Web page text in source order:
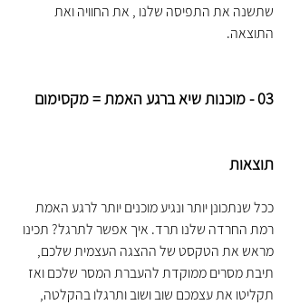
שתשנה את התפיסה שלנו , את החוויה ואת
התוצאה.
03 - מוכנות שיא ברגע האמת = מקסימום
תוצאות
ככל שנתכונן יותר ונגיע מוכנים יותר לרגע האמת
רמת החרדה שלנו תרד. איך אפשר לתרגל? תכינו
מראש את הטקסט של ההצגה העצמית שלכם,
תיבת מסרים ממוקדת להעברת המסר שלכם ואז
תקליטו את עצמכם שוב ושוב ותרגלו בהקלטה,